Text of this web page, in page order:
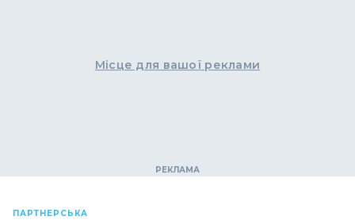
Місце для вашої реклами
ПАРТНЕРСЬКА